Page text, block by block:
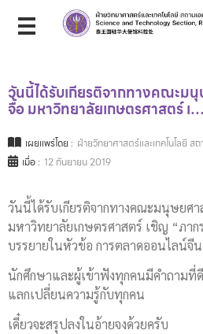
วันนี้ได้รับเกียรติจากทางคณะม
จื้อ มหาวิทยาลัยเกษตรศาสตร์ เ…
เผยแพร่โดย : ฝ่ายวิทยาศาสตร์และเทคโนโลยี
เมื่อ : 12 กันยายน 2019
วันนี้ได้รับเกียรติจากทางคณะมนุษยศ
มหาวิทยาลัยเกษตรศาสตร์ เชิญ “ภาก
บรรยายในหัวข้อ การตลาดออนไลน์จีน
นักศึกษาและผู้เข้าฟังทุกคนมีคำถามที่
แลกเปลี่ยนความรู้กับทุกคน
เดี๋ยวจะสรุปลงในอ้ายจงด้วยครับ